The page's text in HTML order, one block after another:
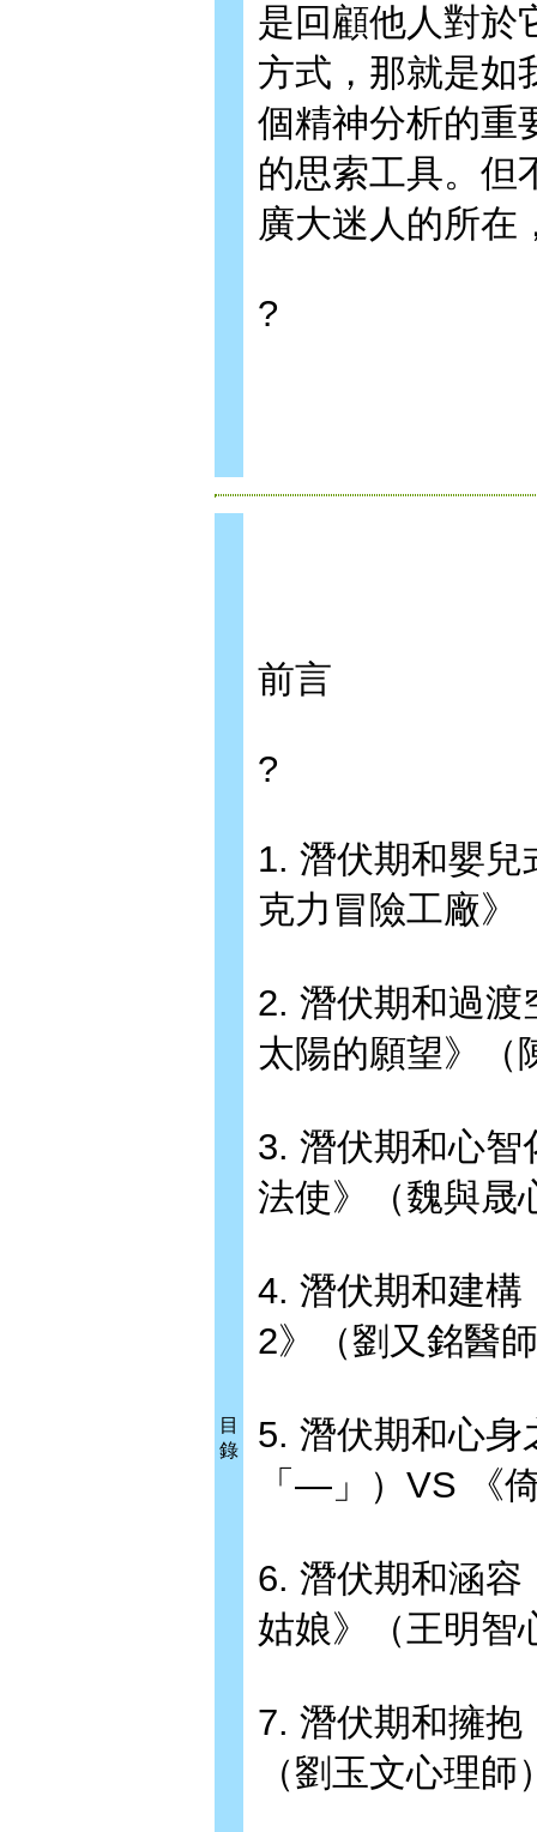
是回顧他人對於
方式，那就是如
個精神分析的重
的思索工具。但
廣大迷人的所在
?
目
錄
前言
?
1. 潛伏期和嬰
克力冒險工廠》
2. 潛伏期和過
太陽的願望》（
3. 潛伏期和心
法使》（魏與晟
4. 潛伏期和建構
2》（劉又銘醫
5. 潛伏期和心
「—」）VS 《
6. 潛伏期和涵
姑娘》（王明智
7. 潛伏期和擁抱
（劉玉文心理師